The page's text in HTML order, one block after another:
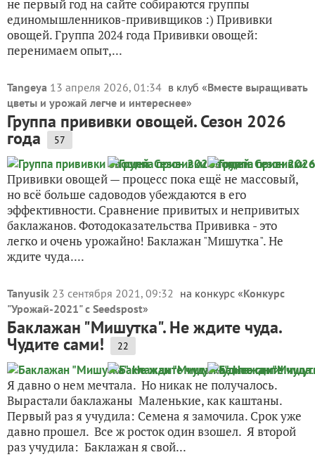
не первый год на сайте собираются группы
единомышленников-прививщиков :) Прививки
овощей. Группа 2024 года Прививки овощей:
перенимаем опыт,...
Tangeya 13 апреля 2026, 01:34 в клуб «Вместе выращивать
цветы и урожай легче и интереснее»
Группа прививки овощей. Сезон 2026
года 57
Прививки овощей — процесс пока ещё не массовый,
но всё больше садоводов убеждаются в его
эффективности. Сравнение привитых и непривитых
баклажанов. Фотодоказательства Прививка - это
легко и очень урожайно! Баклажан "Мишутка". Не
ждите чуда....
Tanyusik 23 сентября 2021, 09:32 на конкурс «Конкурс
"Урожай-2021" с Seedspost»
Баклажан "Мишутка". Не ждите чуда.
Чудите сами! 22
Я давно о нем мечтала. Но никак не получалось.
Вырастали баклажаны Маленькие, как каштаны.
Первый раз я учудила: Семена я замочила. Срок уже
давно прошел. Все ж росток один взошел. Я второй
раз учудила: Баклажан я свой...